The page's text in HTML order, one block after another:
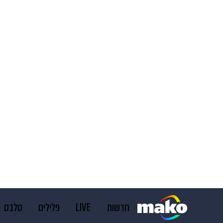
חדשות LIVE פלילים סלבס